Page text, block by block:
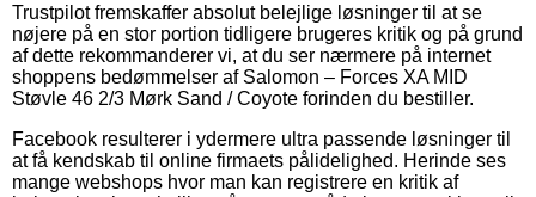
Trustpilot fremskaffer absolut belejlige løsninger til at se
nøjere på en stor portion tidligere brugeres kritik og på grund
af dette rekommanderer vi, at du ser nærmere på internet
shoppens bedømmelser af Salomon – Forces XA MID
Støvle 46 2/3 Mørk Sand / Coyote forinden du bestiller.
Facebook resulterer i ydermere ultra passende løsninger til
at få kendskab til online firmaets pålidelighed. Herinde ses
mange webshops hvor man kan registrere en kritik af